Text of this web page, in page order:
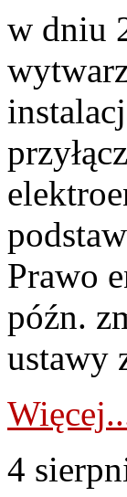
w dniu
Prawo
późn.
ustawy
4